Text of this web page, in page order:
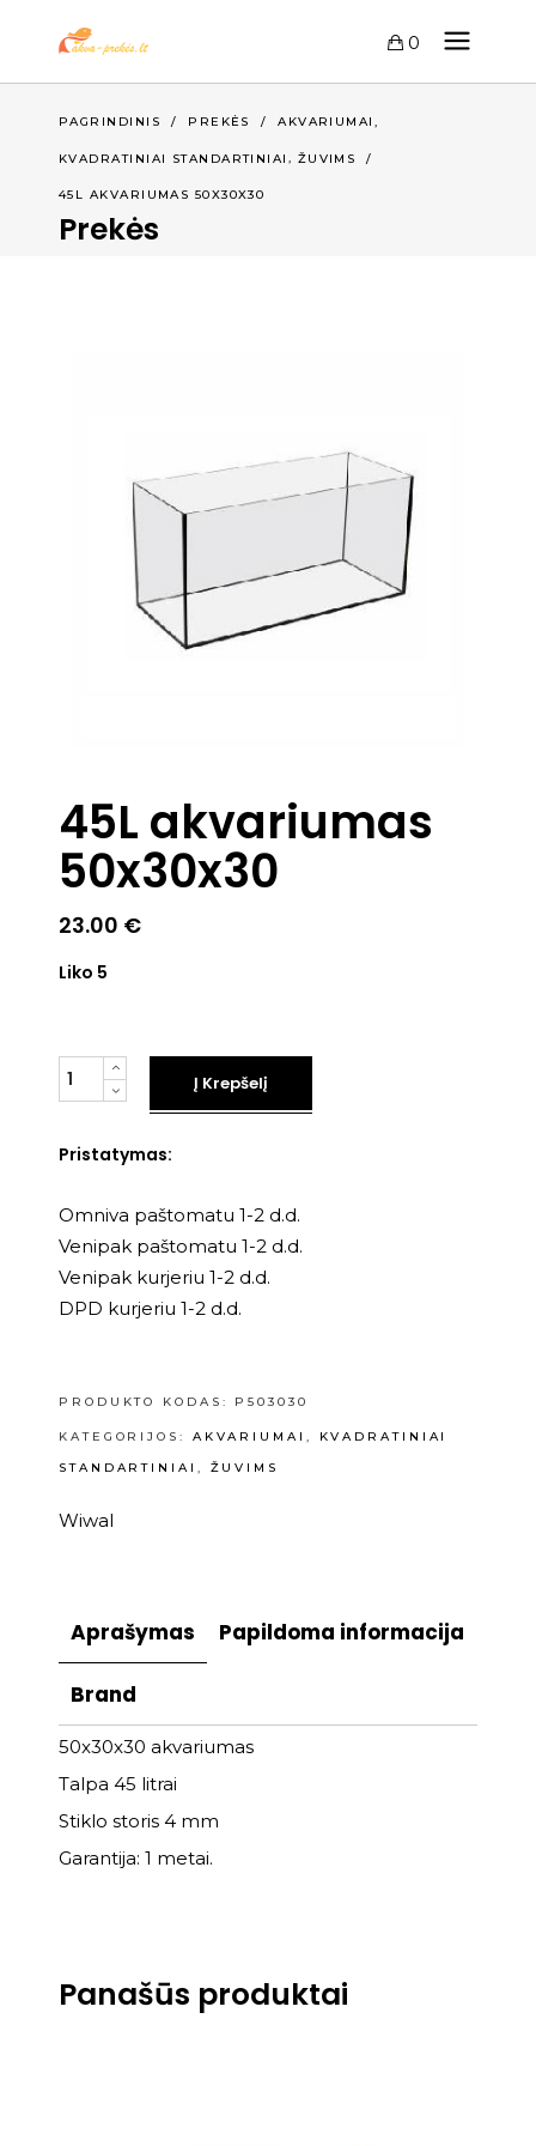
0
PAGRINDINIS / PREKĖS /AKVARIUMAI ,
KVADRATINIAI STANDARTINIAI , ŽUVIMS /
45L AKVARIUMAS 50X30X30
Prekės
45L akvariumas
50x30x30
23.00 €
Liko 5
Kiekis
Į Krepšelį
Pristatymas:
Omniva paštomatu 1-2 d.d.
Venipak paštomatu 1-2 d.d.
Venipak kurjeriu 1-2 d.d.
DPD kurjeriu 1-2 d.d.
PRODUKTO KODAS: P503030
KATEGORIJOS: AKVARIUMAI ,
KVADRATINIAI
STANDARTINIAI , ŽUVIMS
Wiwal
Aprašymas Papildoma informacija
Brand
50x30x30 akvariumas
Talpa 45 litrai
Stiklo storis 4 mm
Garantija: 1 metai.
Panašūs produktai